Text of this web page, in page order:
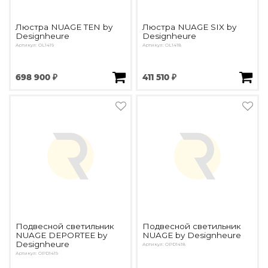
Все категории товаров
Бренды
Люстра NUAGE TEN by
Designheure
Артикул: OL1419
698 900 ₽
Люстра NUAGE SIX by
Designheure
Артикул: OL1418
411 510 ₽
Подвесной светильник
NUAGE DEPORTEE by
Designheure
Артикул: OPD1419
Подвесной светильник
NUAGE by Designheure
Артикул: OPD1418